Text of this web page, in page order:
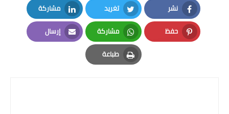
نشر
Facebook
تغريد
Twitter
مشاركة
LinkedIn
حفظ
Pinterest
مشاركة
Whatsapp
إرسال
Email
طباعة
Print